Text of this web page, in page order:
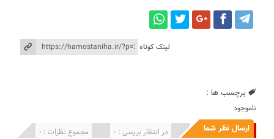
لینک کوتاه
برچسب ها :
ناموجود
ارسال نظر شما مجموع نظرات : 0 در انتظار بررسی : 0 انتشار یافته : 0